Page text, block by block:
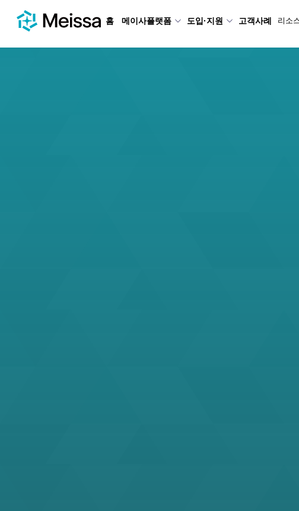
홈 메이사플랫폼 도입·지원 고객사례 리소